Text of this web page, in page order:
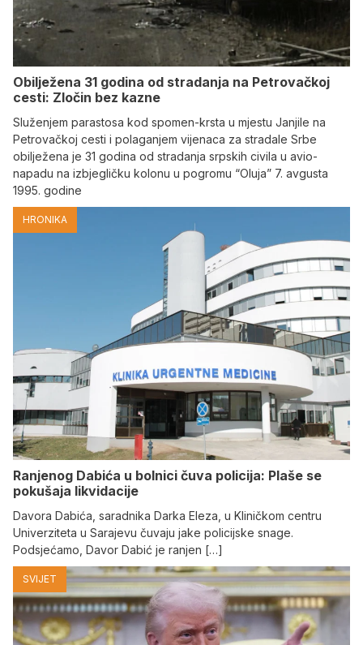
Obilježena 31 godina od stradanja na Petrovačkoj
cesti: Zločin bez kazne
Služenjem parastosa kod spomen-krsta u mjestu Janjile na
Petrovačkoj cesti i polaganjem vijenaca za stradale Srbe
obilježena je 31 godina od stradanja srpskih civila u avio-
napadu na izbjegličku kolonu u pogromu “Oluja” 7. avgusta
1995. godine
HRONIKA
Ranjenog Dabića u bolnici čuva policija: Plaše se
pokušaja likvidacije
Davora Dabića, saradnika Darka Eleza, u Kliničkom centru
Univerziteta u Sarajevu čuvaju jake policijske snage.
Podsjećamo, Davor Dabić je ranjen […]
SVIJET